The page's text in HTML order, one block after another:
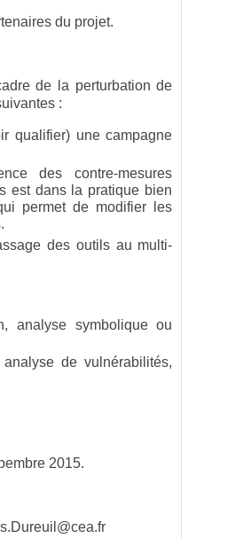
du projet.
de la perturbation de
:
qualifier) une campagne
des contre-mesures
est dans la pratique bien
permet de modifier les
des outils au multi-
analyse symbolique ou
de vulnérabilités,
2015.